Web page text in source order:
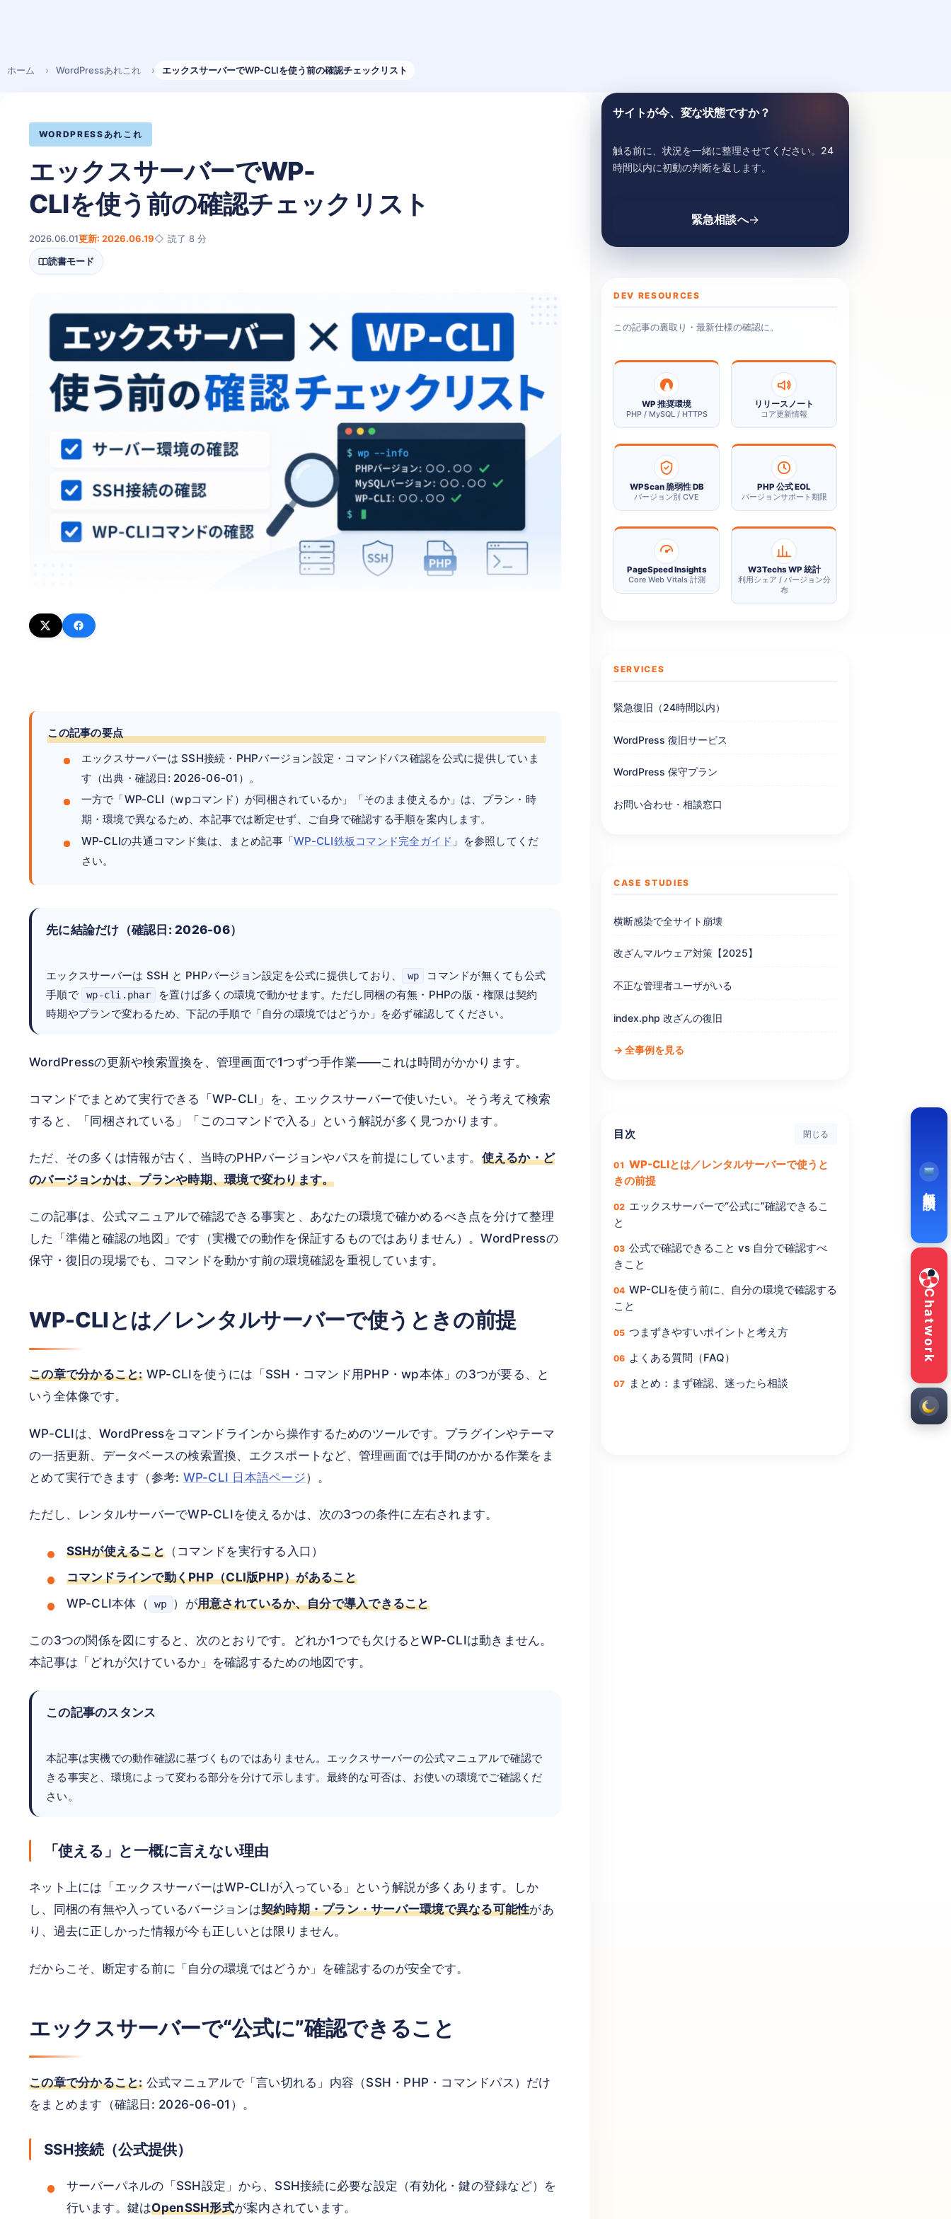
ホーム WordPressあれこれ エックスサーバーでWP-CLIを使う前の確認チェックリスト
WORDPRESSあれこれ
エックスサーバーでWP-
CLIを使う前の確認チェックリスト
2026.06.01更新: 2026.06.19
読了 8 分
読書モード
この記事の要点
エックスサーバーは SSH接続・PHPバージョン設定・コマンドパス確認を公式に提供していま
す（出典・確認日: 2026-06-01）。
一方で「WP-CLI（wpコマンド）が同梱されているか」「そのまま使えるか」は、プラン・時
期・環境で異なるため、本記事では断定せず、ご自身で確認する手順を案内します。
WP-CLIの共通コマンド集は、まとめ記事「WP-CLI鉄板コマンド完全ガイド 」を参照してくだ
さい。
先に結論だけ（確認日: 2026-06）
エックスサーバーは SSH と PHPバージョン設定を公式に提供しており、 wp
コマンドが無くても公式
手順で
wp-cli.phar
を置けば多くの環境で動かせます。ただし同梱の有無・PHPの版・権限は契約
時期やプランで変わるため、下記の手順で「自分の環境ではどうか」を必ず確認してください。
WordPressの更新や検索置換を、管理画面で1つずつ手作業——これは時間がかかります。
コマンドでまとめて実行できる「WP-CLI」を、エックスサーバーで使いたい。そう考えて検索
すると、「同梱されている」「このコマンドで入る」という解説が多く見つかります。
ただ、その多くは情報が古く、当時のPHPバージョンやパスを前提にしています。 使えるか・ど
のバージョンかは、プランや時期、環境で変わります。
この記事は、公式マニュアルで確認できる事実と、あなたの環境で確かめるべき点を分けて整理
した「準備と確認の地図」です（実機での動作を保証するものではありません）。WordPressの
保守・復旧の現場でも、コマンドを動かす前の環境確認を重視しています。
WP-CLIとは／レンタルサーバーで使うときの前提
この章で分かること:WP-CLIを使うには「SSH・コマンド用PHP・wp本体」の3つが要る、と
いう全体像です。
WP-CLIは、WordPressをコマンドラインから操作するためのツールです。プラグインやテーマ
の一括更新、データベースの検索置換、エクスポートなど、管理画面では手間のかかる作業をま
とめて実行できます（参考: WP-CLI 日本語ページ）。
ただし、レンタルサーバーでWP-CLIを使えるかは、次の3つの条件に左右されます。
SSHが使えること（コマンドを実行する入口）
コマンドラインで動くPHP（CLI版PHP）があること
WP-CLI本体（ wp ）が用意されているか、自分で導入できること
この3つの関係を図にすると、次のとおりです。どれか1つでも欠けるとWP-CLIは動きません。
本記事は「どれが欠けているか」を確認するための地図です。
この記事のスタンス
本記事は実機での動作確認に基づくものではありません。エックスサーバーの公式マニュアルで確認で
きる事実と、環境によって変わる部分を分けて示します。最終的な可否は、お使いの環境でご確認くだ
さい。
「使える」と一概に言えない理由
ネット上には「エックスサーバーはWP-CLIが入っている」という解説が多くあります。しか
し、同梱の有無や入っているバージョンは契約時期・プラン・サーバー環境で異なる可能性があ
り、過去に正しかった情報が今も正しいとは限りません。
だからこそ、断定する前に「自分の環境ではどうか」を確認するのが安全です。
エックスサーバーで“公式に”確認できること
この章で分かること:公式マニュアルで「言い切れる」内容（SSH・PHP・コマンドパス）だけ
をまとめます（確認日: 2026-06-01）。
SSH接続（公式提供）
サーバーパネルの「SSH設定」から、SSH接続に必要な設定（有効化・鍵の登録など）を
行います。鍵はOpenSSH形式が案内されています。
サイトが今、変な状態ですか？
触る前に、状況を一緒に整理させてください。24
時間以内に初動の判断を返します。
緊急相談へ
DEV RESOURCES
この記事の裏取り・最新仕様の確認に。
WP 推奨環境
PHP / MySQL / HTTPS
リリースノート
コア更新情報
WPScan 脆弱性 DB
バージョン別 CVE
PHP 公式 EOL
バージョンサポート期限
PageSpeed Insights
Core Web Vitals 計測
W3Techs WP 統計
利用シェア / バージョン分
布
SERVICES
緊急復旧（24時間以内）
WordPress 復旧サービス
WordPress 保守プラン
お問い合わせ・相談窓口
CASE STUDIES
横断感染で全サイト崩壊
改ざんマルウェア対策【2025】
不正な管理者ユーザがいる
index.php 改ざんの復旧
→ 全事例を見る
目次 閉じる
WP-CLIとは／レンタルサーバーで使うと
きの前提
エックスサーバーで“公式に”確認できるこ
と
公式で確認できること vs 自分で確認すべ
きこと
WP-CLIを使う前に、自分の環境で確認する
こと
つまずきやすいポイントと考え方
よくある質問（FAQ）
まとめ：まず確認、迷ったら相談
Chatwork
24h 受付・キャンセル可
💬 Chatwork
🛒 累計 600+ 件 ・ 平均 ★4.9
🏪 ウェブナラ（ストア）